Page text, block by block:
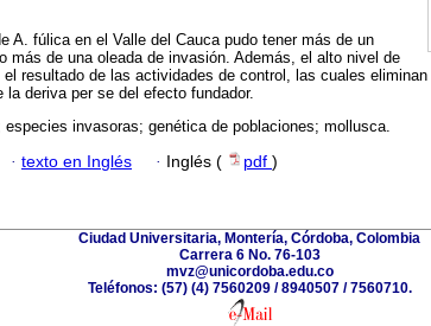
A. fúlica en el Valle del Cauca pudo tener más de un
más de una oleada de invasión. Además, el alto nivel de
el resultado de las actividades de control, las cuales
deriva per se del efecto fundador.
especies invasoras; genética de poblaciones; mollusca.
· texto en Inglés · Inglés ( pdf )
Ciudad Universitaria, Montería, Córdoba, Colombia
Carrera 6 No. 76-103
mvz@unicordoba.edu.co
Teléfonos: (57) (4) 7560209 / 8940507 / 7560710.